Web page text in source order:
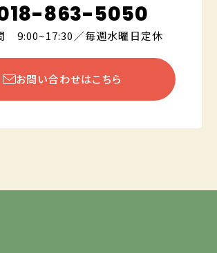
863-5050
9:00~17:30／毎週水曜日定休
お問い合わせはこちら